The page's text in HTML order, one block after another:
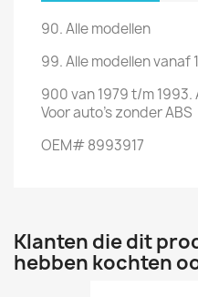
90. Alle modellen
99. Alle modellen vanaf
900 van 1979 t/m 1993.
Voor auto'szonder ABS
OEM# 8993917
Klanten die dit
hebben kochten